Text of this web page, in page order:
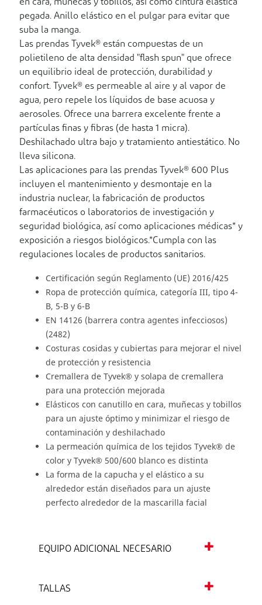
en cara, muñecas y tobillos, así como cintura elástica
pegada. Anillo elástico en el pulgar para evitar que
suba la manga.
Las prendas Tyvek® están compuestas de un
polietileno de alta densidad "flash spun" que ofrece
un equilibrio ideal de protección, durabilidad y
confort. Tyvek® es permeable al aire y al vapor de
agua, pero repele los líquidos de base acuosa y
aerosoles. Ofrece una barrera excelente frente a
partículas finas y fibras (de hasta 1 micra).
Deshilachado ultra bajo y tratamiento antiestático. No
lleva silicona.
Las aplicaciones para las prendas Tyvek® 600 Plus
incluyen el mantenimiento y desmontaje en la
industria nuclear, la fabricación de productos
farmacéuticos o laboratorios de investigación y
seguridad biológica, así como aplicaciones médicas* y
exposición a riesgos biológicos.*Cumpla con las
regulaciones locales de productos sanitarios.
Certificación según Reglamento (UE) 2016/425
Ropa de protección química, categoría III, tipo 4-
B, 5-B y 6-B
EN 14126 (barrera contra agentes infecciosos)
(2482)
Costuras cosidas y cubiertas para mejorar el nivel
de protección y resistencia
Cremallera de Tyvek® y solapa de cremallera
para una protección mejorada
Elásticos con canutillo en cara, muñecas y tobillos
para un ajuste óptimo y minimizar el riesgo de
contaminación y deshilachado
La permeación química de los tejidos Tyvek® de
color y Tyvek® 500/600 blanco es distinta
La forma de la capucha y el elástico a su
alrededor están diseñados para un ajuste
perfecto alrededor de la mascarilla facial
EQUIPO ADICIONAL NECESARIO
TALLAS